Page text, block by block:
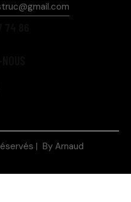
| By Arnaud